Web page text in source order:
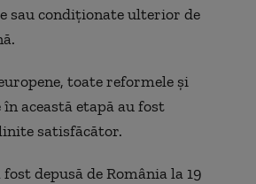
sau condiționate ulterior de
toate reformele și
această etapă au fost
satisfăcător.
depusă de România la 19